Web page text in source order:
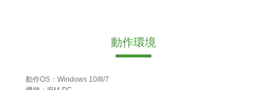
動作環境
動作OS：Windows 10/8/7